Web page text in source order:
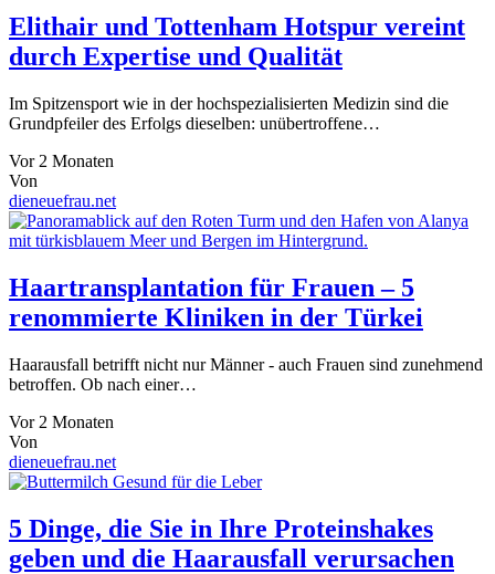
Elithair und Tottenham Hotspur vereint
durch Expertise und Qualität
Im Spitzensport wie in der hochspezialisierten Medizin sind die
Grundpfeiler des Erfolgs dieselben: unübertroffene…
Vor 2 Monaten
Von
dieneuefrau.net
Haartransplantation für Frauen – 5
renommierte Kliniken in der Türkei
Haarausfall betrifft nicht nur Männer - auch Frauen sind zunehmend
betroffen. Ob nach einer…
Vor 2 Monaten
Von
dieneuefrau.net
5 Dinge, die Sie in Ihre Proteinshakes
geben und die Haarausfall verursachen